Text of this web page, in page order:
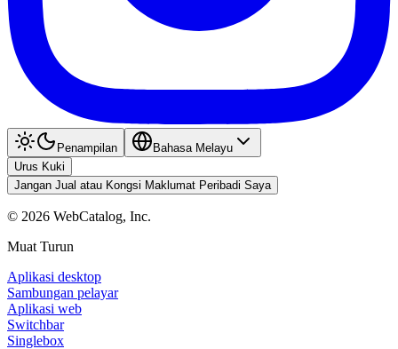
Penampilan
Bahasa Melayu
Urus Kuki
Jangan Jual atau Kongsi Maklumat Peribadi Saya
© 2026 WebCatalog, Inc.
Muat Turun
Aplikasi desktop
Sambungan pelayar
Aplikasi web
Switchbar
Singlebox